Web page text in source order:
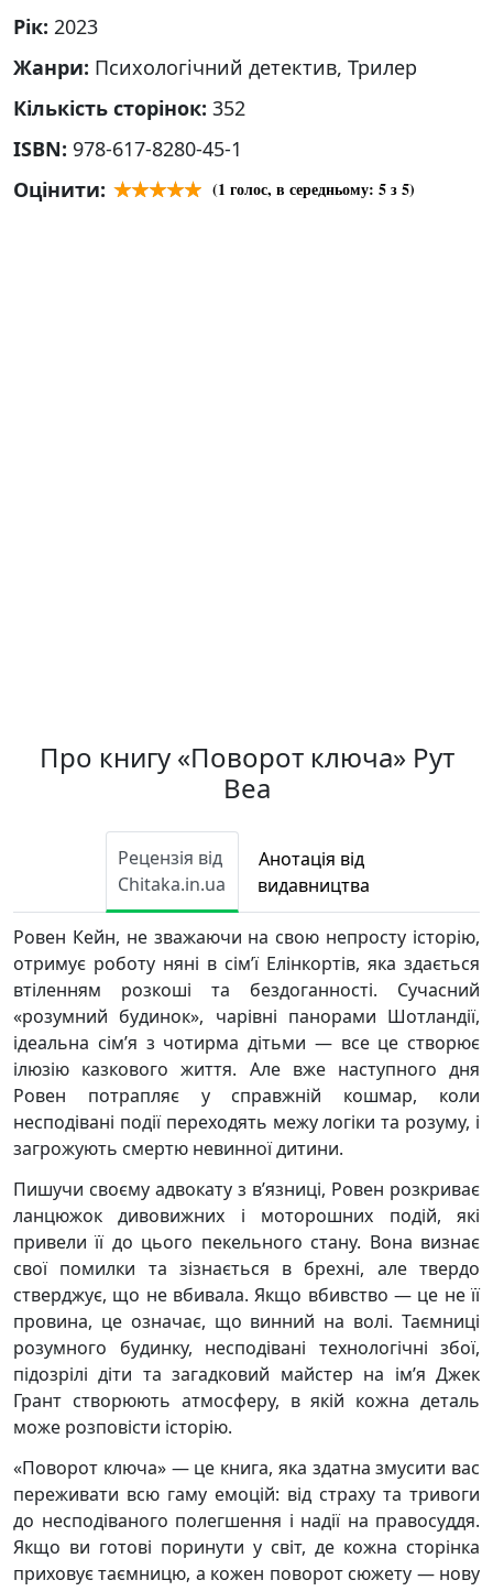
Рік: 2023
Жанри: Психологічний детектив, Трилер
Кількість сторінок: 352
ISBN: 978-617-8280-45-1
Оцінити:
(1 голос, в середньому: 5з 5)
Про книгу «Поворот ключа» Рут
Веа
Рецензія від
Chitaka.in.ua
Анотація від
видавництва
Ровен Кейн, не зважаючи на свою непросту історію,
отримує роботу няні в сім’ї Елінкортів, яка здається
втіленням розкоші та бездоганності. Сучасний
«розумний будинок», чарівні панорами Шотландії,
ідеальна сім’я з чотирма дітьми — все це створює
ілюзію казкового життя. Але вже наступного дня
Ровен потрапляє у справжній кошмар, коли
несподівані події переходять межу логіки та розуму, і
загрожують смертю невинної дитини.
Пишучи своєму адвокату з в’язниці, Ровен розкриває
ланцюжок дивовижних і моторошних подій, які
привели її до цього пекельного стану. Вона визнає
свої помилки та зізнається в брехні, але твердо
стверджує, що не вбивала. Якщо вбивство — це не її
провина, це означає, що винний на волі. Таємниці
розумного будинку, несподівані технологічні збої,
підозрілі діти та загадковий майстер на ім’я Джек
Грант створюють атмосферу, в якій кожна деталь
може розповісти історію.
«Поворот ключа» — це книга, яка здатна змусити вас
переживати всю гаму емоцій: від страху та тривоги
до несподіваного полегшення і надії на правосуддя.
Якщо ви готові поринути у світ, де кожна сторінка
приховує таємницю, а кожен поворот сюжету — нову